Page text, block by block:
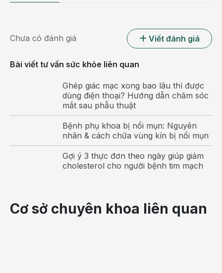
Chưa có đánh giá Viết đánh giá
Bài viết tư vấn sức khỏe liên quan
Ghép giác mạc xong bao lâu thì được
dùng điện thoại? Hướng dẫn chăm sóc
mắt sau phẫu thuật
Bệnh phụ khoa bị nổi mụn: Nguyên
nhân & cách chữa vùng kín bị nổi mụn
Gợi ý 3 thực đơn theo ngày giúp giảm
cholesterol cho người bệnh tim mạch
Cơ sở chuyên khoa liên quan